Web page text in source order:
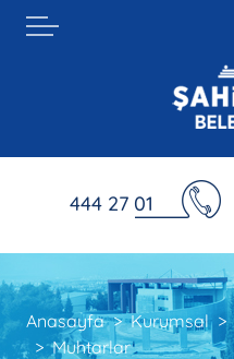
444 27 01
Anasayfa Kurumsal
Muhtarlar